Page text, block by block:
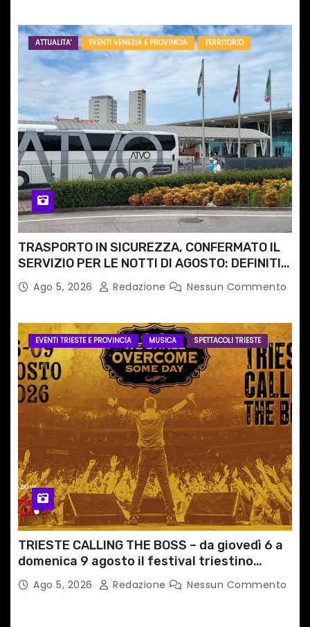
ATTUALITA' EVENTI VENEZIA E PROVINCIA TERRITORIO
TRASPORTO IN SICUREZZA, CONFERMATO IL
SERVIZIO PER LE NOTTI DI AGOSTO: DEFINITI
PERCORSI, FERMATE E ORARIO
Ago 5, 2026 Redazione Nessun Commento
EVENTI TRIESTE E PROVINCIA MUSICA SPETTACOLI TRIESTE
TRIESTE CALLING THE BOSS – da giovedì 6 a
domenica 9 agosto il festival triestino
dedicato a Springsteen
Ago 5, 2026 Redazione Nessun Commento